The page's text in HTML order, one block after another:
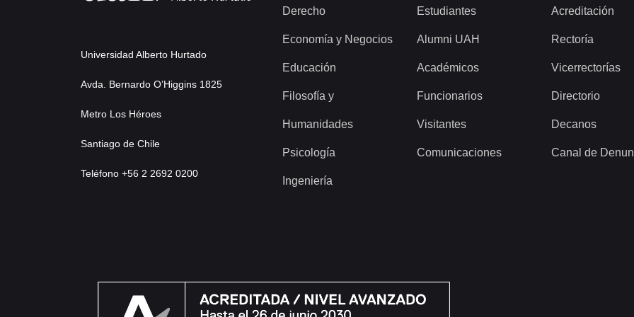
Universidad Alberto Hurtado
Avda. Bernardo O’Higgins 1825
Metro Los Héroes
Santiago de Chile
Teléfono +56 2 2692 0200
Derecho
Economía y Negocios
Educación
Filosofía y
Humanidades
Psicología
Ingeniería
Estudiantes
Alumni UAH
Académicos
Funcionarios
Visitantes
Comunicaciones
Acreditación
Rectoría
Vicerrectorías
Directorio
Decanos
Canal de